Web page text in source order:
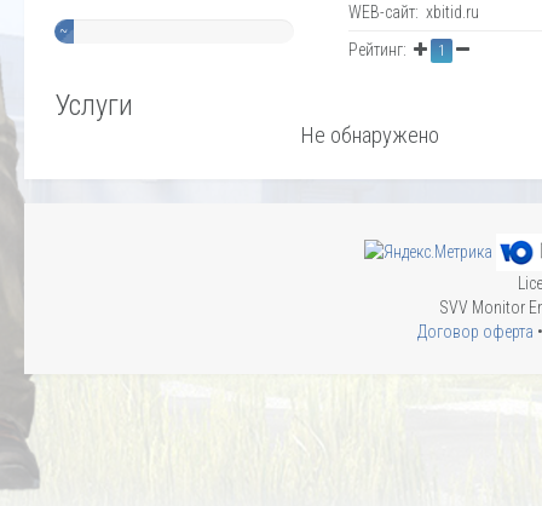
~
WEB-сайт: xbitid.ru
Рейтинг:
1
Услуги
Не обнаружено
SVV Monitor
Договор оферта